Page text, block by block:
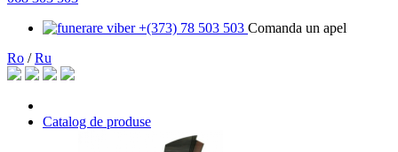
+(373) 78 503 503 Comanda un apel
Ro /Ru
Catalog de produse